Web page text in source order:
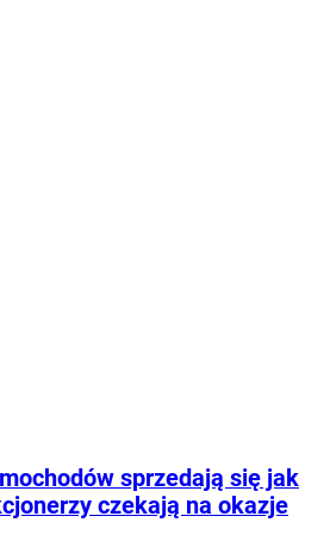
sprzedają się jak
czekają na okazje